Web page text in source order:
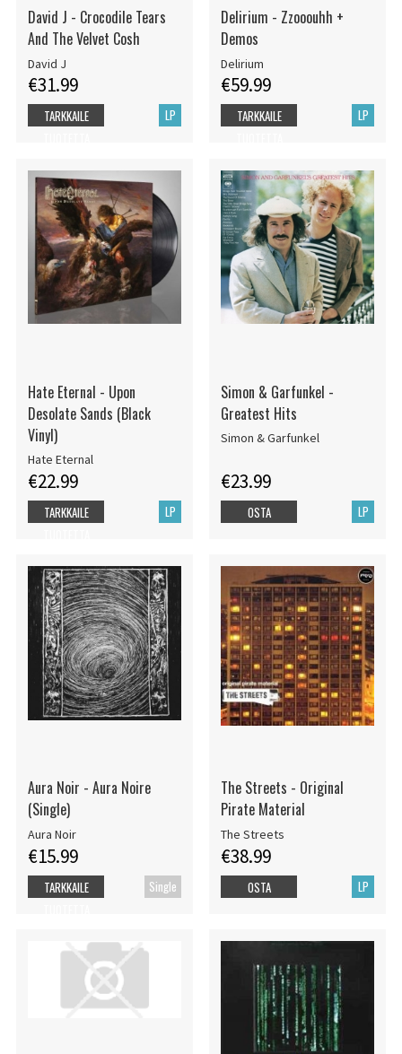
David J - Crocodile Tears
And The Velvet Cosh
David J
€31.99
LP
TARKKAILE
Delirium - Zzooouhh +
Demos
Delirium
€59.99
LP
TARKKAILE
Hate Eternal - Upon
Desolate Sands (Black
Vinyl)
Hate Eternal
€22.99
LP
TARKKAILE
Simon & Garfunkel -
Greatest Hits
Simon & Garfunkel
€23.99
LP
OSTA
Aura Noir - Aura Noire
(Single)
Aura Noir
€15.99
Single
TARKKAILE
The Streets - Original
Pirate Material
The Streets
€38.99
LP
OSTA